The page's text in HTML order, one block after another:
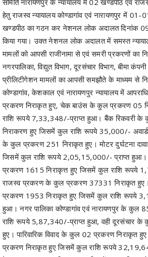
समिति नारायणपुर के न्यायालय में 02 खण्डपीठ एवं
हेतु राजस्व न्यायालय कोण्डागांव एवं नारायणपुर में
खण्डपीठ का गठन कर नेशनल लोक अदालत दिनांक
किया गया। उक्त नेशनल लोक अदालत में समस्त न्यायालयों
मामलों को आपसी राजीनामा से एवं समरी प्रकरणों का
नगरपालिका, विद्युत विभाग, दूरसंचार विभाग, बीमा
प्रीलिटीगेशन मामलों का आपसी समझौते के माध्यम से
कोण्डागांव, केशकाल एवं नारायणपुर न्यायालय में
प्रकरण निराकृत हुए, चेक बाउंस के कुल प्रकरण 05
राशि रूपये 7,33,348/-प्राप्त हुआ। बैंक रिकवरी
निराकरण हुए जिसमें कुल राशि रूपये 35,000/-
के कुल प्रकरण 251 निराकृत हुए। मोटर दुर्घटना
जिसमें कुल राशि रूपये 2,05,15,000/- प्राप्त
प्रकरण 1615 निराकृत्त हुए जिसमें कुल राशि रूपये
राजस्व प्रकरण के कुल प्रकरण 37331 निराकृत
प्रकरण 1953 निराकृत हुए जिसमें कुल राशि रूपये
हुआ। नगर पालिका कोण्डागांव एवं नारायणपुर के कुल
राशि रूपये 5,87,340/-प्राप्त हुआ, वही दूरसंचार
हुए। पारिवारिक विवाद के कुल 02 प्रकरण निराकृत
प्रकरण निराकृत हुए जिसमें कुल राशि रूपये